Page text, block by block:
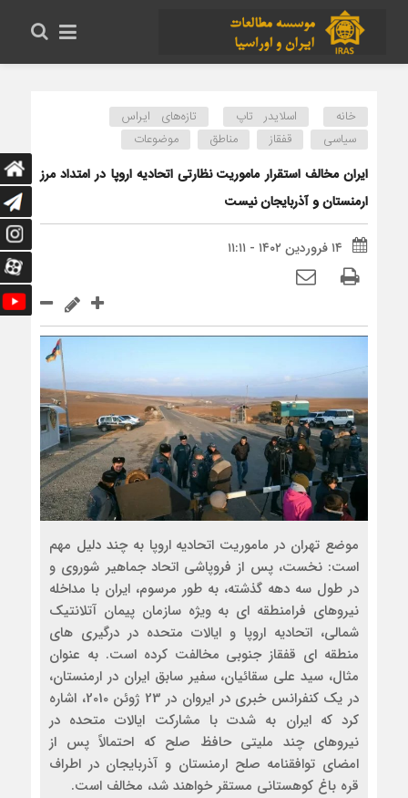
خانه اسلایدر تاپ
تازه‌های ایراس
سیاسی
قفقاز مناطق موضوعات
ایران مخالف استقرار ماموریت نظارتی اتحادیه اروپا در امتداد مرز
ارمنستان و آذربایجان نیست
۱۴ فروردین ۱۴۰۲ - ۱۱:۱۱
موضع تهران در ماموریت اتحادیه اروپا به چند دلیل مهم
است: نخست، پس از فروپاشی اتحاد جماهیر شوروی و
در طول سه دهه گذشته، به طور مرسوم، ایران با مداخله
نیروهای فرامنطقه ای به ویژه سازمان پیمان آتلانتیک
شمالی، اتحادیه اروپا و ایالات متحده در درگیری های
منطقه ای قفقاز جنوبی مخالفت کرده است. به عنوان
مثال، سید علی سقائیان، سفیر سابق ایران در ارمنستان،
در یک کنفرانس خبری در ایروان در 23 ژوئن 2010، اشاره
کرد که ایران به شدت با مشارکت ایالات متحده در
نیروهای چند ملیتی حافظ صلح که احتمالاً پس از
امضای توافقنامه صلح ارمنستان و آذربایجان در اطراف
قره باغ کوهستانی مستقر خواهند شد، مخالف است.